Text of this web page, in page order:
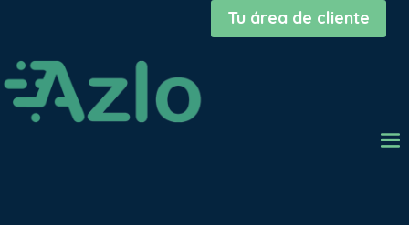
Tu área de cliente